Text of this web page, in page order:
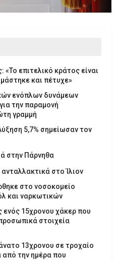
επιτελικό κράτος είναι
και πέτυχε»
ενόπλων δυνάμεων
την παραμονή
γραμμή
5,7% σημείωσαν τον
στην Πάρνηθα
στο Ίλιον
στο νοσοκομείο
και ναρκωτικών
ενός 15χρονου χάκερ που
στοιχεία
13χρονου σε τροχαίο
από την ημέρα που